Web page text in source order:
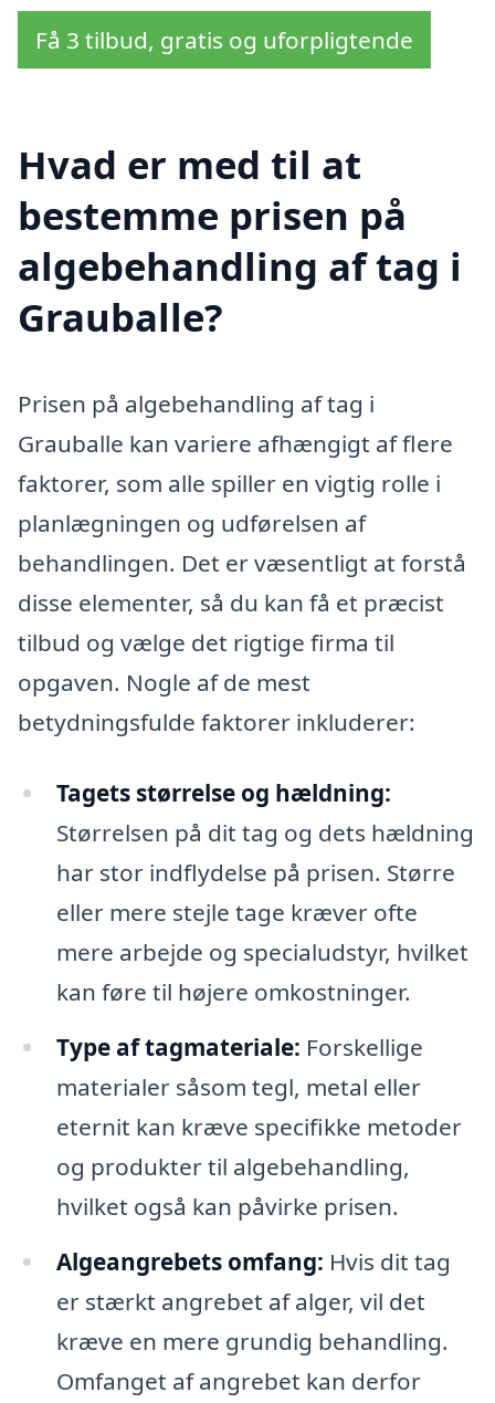
Få 3 tilbud, gratis og uforpligtende
Hvad er med til at
bestemme prisen på
algebehandling af tag i
Grauballe?
Prisen på algebehandling af tag i
Grauballe kan variere afhængigt af flere
faktorer, som alle spiller en vigtig rolle i
planlægningen og udførelsen af
behandlingen. Det er væsentligt at forstå
disse elementer, så du kan få et præcist
tilbud og vælge det rigtige firma til
opgaven. Nogle af de mest
betydningsfulde faktorer inkluderer:
Tagets størrelse og hældning:
Størrelsen på dit tag og dets hældning
har stor indflydelse på prisen. Større
eller mere stejle tage kræver ofte
mere arbejde og specialudstyr, hvilket
kan føre til højere omkostninger.
Type af tagmateriale: Forskellige
materialer såsom tegl, metal eller
eternit kan kræve specifikke metoder
og produkter til algebehandling,
hvilket også kan påvirke prisen.
Algeangrebets omfang: Hvis dit tag
er stærkt angrebet af alger, vil det
kræve en mere grundig behandling.
Omfanget af angrebet kan derfor